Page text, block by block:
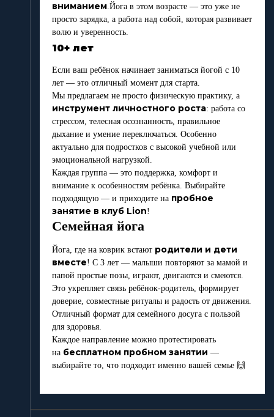
вниманием.Йога в этом возрасте — это уже не
просто зарядка, а работа над собой, которая развивает
волю и уверенность.
10+ лет
Если ваш ребёнок начинает заниматься йогой с 10
лет — это отличный момент для старта.
Мы предлагаем не просто физическую практику, а
инструмент личностного роста: работа со
стрессом, телесная осознанность, правильное
дыхание и умение переключаться. Особенно
актуально для подростков с высокой учебной или
эмоциональной нагрузкой.
Каждая группа — это поддержка, комфорт и
внимание к особенностям ребёнка. Выбирайте
подходящую — и приходите на пробное
занятие в клуб Lion!
Семейная йога
Йога, где на коврик встают родители и дети
вместе! С 3 лет — малыши повторяют за мамой и
папой простые позы, играют, двигаются и смеются.
Это укрепляет связь ребёнок-родитель, формирует
доверие, совместные ритуалы и радость от движения.
Отличный формат для семейного досуга с пользой
для здоровья.
Каждое направление можно протестировать
на бесплатном пробном занятии —
выбирайте то, что подходит именно вашей семье 🙌